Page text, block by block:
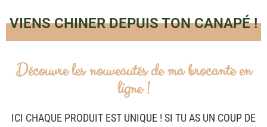
VIENS CHINER DEPUIS TON CANAPÉ !
Découvre les nouveautés de ma brocante en
ligne !
ICI CHAQUE PRODUIT EST UNIQUE ! SI TU AS UN COUP DE